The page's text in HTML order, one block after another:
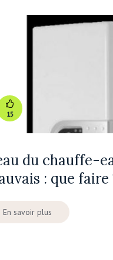
15
du chauffe-
: que faire
En savoir plus